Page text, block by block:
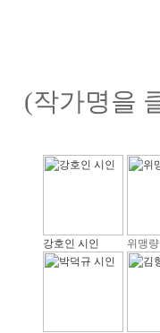
(작가명을
강호인 시인 위맹